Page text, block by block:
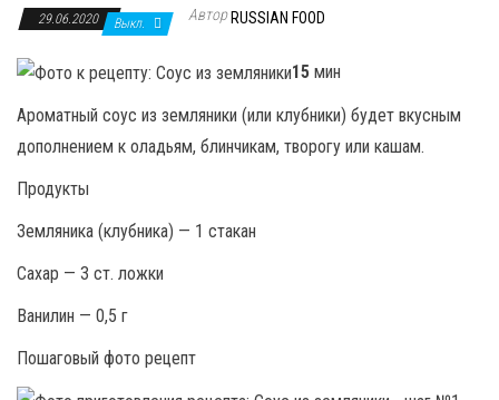
29.06.2020 Выкл. Автор RUSSIAN FOOD
15 мин
Ароматный соус из земляники (или клубники) будет вкусным
дополнением к оладьям, блинчикам, творогу или кашам.
Продукты
Земляника (клубника) — 1 стакан
Сахар — 3 ст. ложки
Ванилин — 0,5 г
Пошаговый фото рецепт